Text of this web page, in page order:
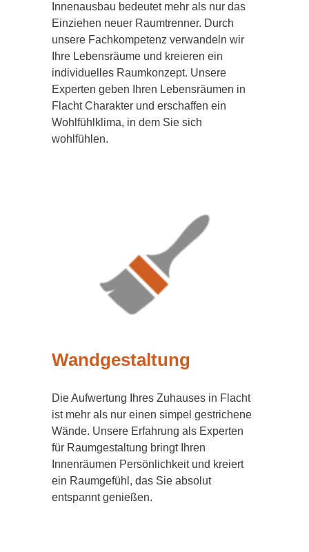
Innenausbau bedeutet mehr als nur das
Einziehen neuer Raumtrenner. Durch
unsere Fachkompetenz verwandeln wir
Ihre Lebensräume und kreieren ein
individuelles Raumkonzept. Unsere
Experten geben Ihren Lebensräumen in
Flacht Charakter und erschaffen ein
Wohlfühlklima, in dem Sie sich
wohlfühlen.
Wandgestaltung
Die Aufwertung Ihres Zuhauses in Flacht
ist mehr als nur einen simpel gestrichene
Wände. Unsere Erfahrung als Experten
für Raumgestaltung bringt Ihren
Innenräumen Persönlichkeit und kreiert
ein Raumgefühl, das Sie absolut
entspannt genießen.